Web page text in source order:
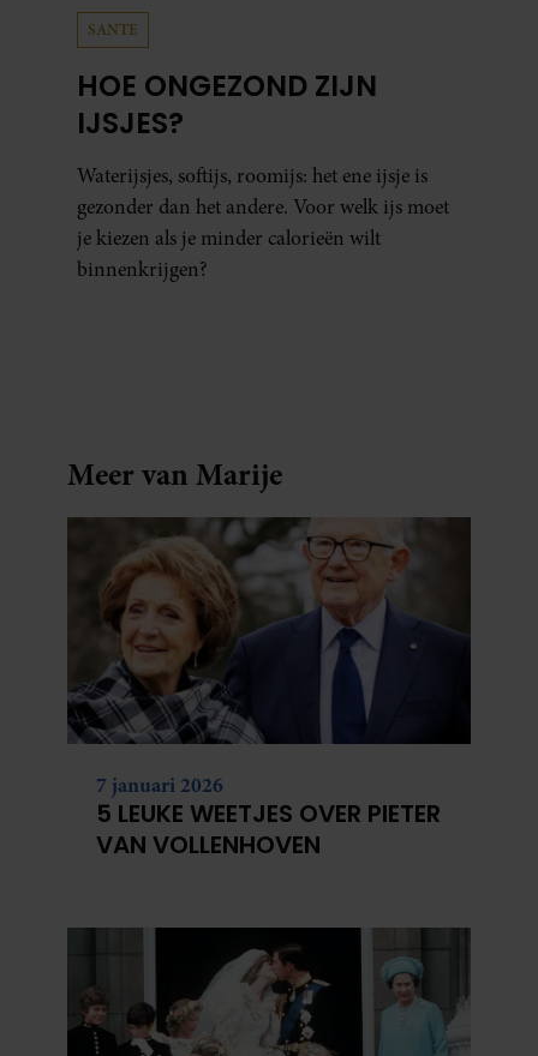
SANTE
HOE ONGEZOND ZIJN
IJSJES?
Waterijsjes, softijs, roomijs: het ene ijsje is
gezonder dan het andere. Voor welk ijs moet
je kiezen als je minder calorieën wilt
binnenkrijgen?
Meer van Marije
7 januari 2026
5 LEUKE WEETJES OVER PIETER
VAN VOLLENHOVEN